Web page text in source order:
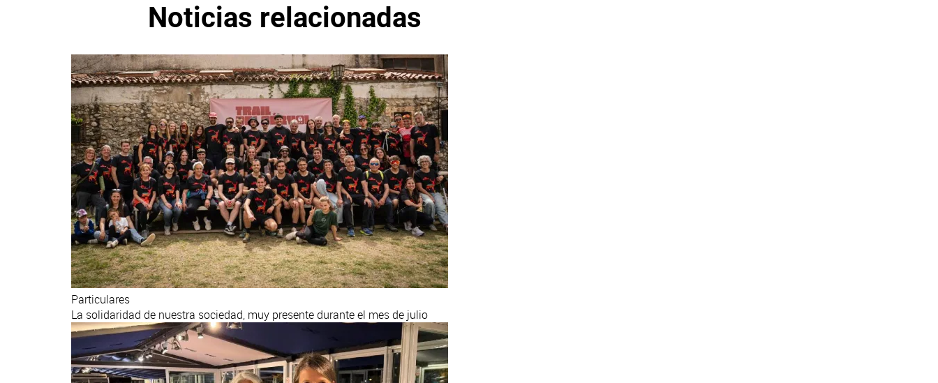
Noticias relacionadas
Particulares
La solidaridad de nuestra sociedad, muy presente durante el mes de julio